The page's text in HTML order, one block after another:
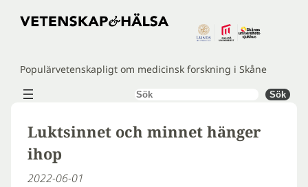
Hoppa
Populärvetenskapligt om medicinsk forskning i Skåne
Sök Sök
Luktsinnet och minnet hänger
ihop
2022-06-01